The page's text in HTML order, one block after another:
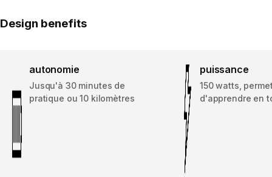
Design benefits
autonomie
Jusqu'à 30 minutes de
pratique ou 10 kilomètres
puissance
150 watts,
d'apprendre en